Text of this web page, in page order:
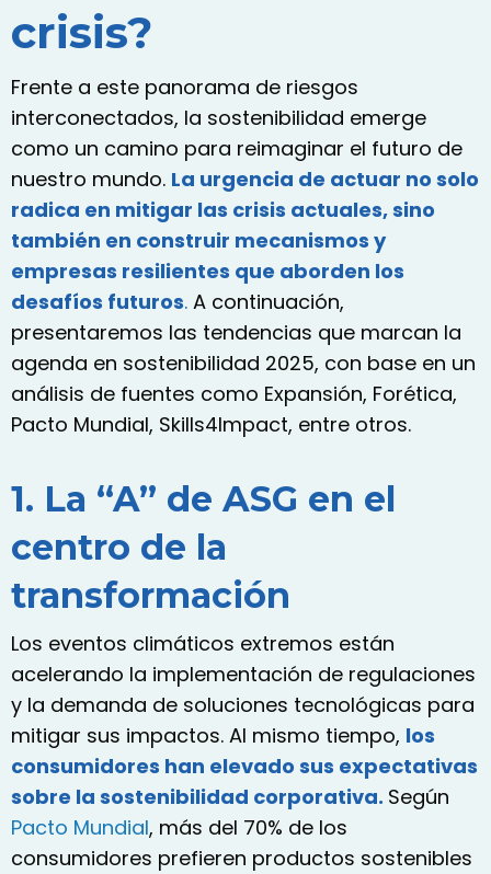
crisis?
Frente a este panorama de riesgos
interconectados, la sostenibilidad emerge
como un camino para reimaginar el futuro de
nuestro mundo. La urgencia de actuar no solo
radica en mitigar las crisis actuales, sino
también en construir mecanismos y
empresas resilientes que aborden los
desafíos futuros. A continuación,
presentaremos las tendencias que marcan la
agenda en sostenibilidad 2025, con base en un
análisis de fuentes como Expansión, Forética,
Pacto Mundial, Skills4Impact, entre otros.
1. La “A” de ASG en el
centro de la
transformación
Los eventos climáticos extremos están
acelerando la implementación de regulaciones
y la demanda de soluciones tecnológicas para
mitigar sus impactos. Al mismo tiempo, los
consumidores han elevado sus expectativas
sobre la sostenibilidad corporativa. Según
Pacto Mundial, más del 70% de los
consumidores prefieren productos sostenibles